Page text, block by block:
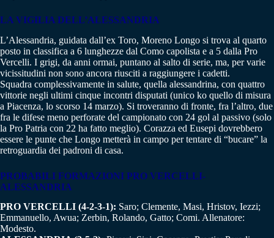
LA VIGILIA DELL’ALESSANDRIA
L’Alessandria, guidata dall’ex Toro, Moreno Longo si trova al quarto
posto in classifica a 6 lunghezze dal Como capolista e a 5 dalla Pro
Vercelli. I grigi, da anni ormai, puntano al salto di serie, ma, per varie
vicissitudini non sono ancora riusciti a raggiungere i cadetti.
Squadra complessivamente in salute, quella alessandrina, con quattro
vittorie negli ultimi cinque incontri disputati (unico ko quello di misura
a Piacenza, lo scorso 14 marzo). Si troveranno di fronte, fra l’altro, due
fra le difese meno perforate del campionato con 24 gol al passivo (solo
la Pro Patria con 22 ha fatto meglio). Corazza ed Eusepi dovrebbero
essere le punte che Longo metterà in campo per tentare di “bucare” la
retroguardia dei padroni di casa.
PROBABILI FORMAZIONI PRO VERCELLI-
ALESSANDRIA
PRO VERCELLI (4-2-3-1): Saro; Clemente, Masi, Hristov, Iezzi;
Emmanuello, Awua; Zerbin, Rolando, Gatto; Comi. Allenatore:
Modesto.